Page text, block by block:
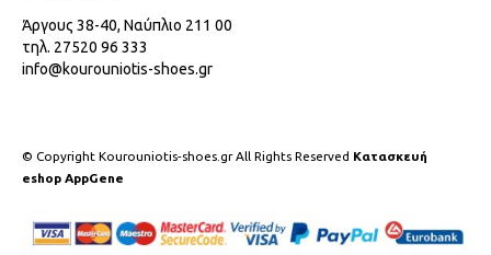
Άργους 38-40, Ναύπλιο 211 00
τηλ. 27520 96 333
info@kourouniotis-shoes.gr
© Copyright Kourouniotis-shoes.gr All Rights Reserved Κατασκευή
eshop AppGene